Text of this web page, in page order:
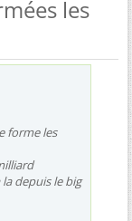
les
forme les
depuis le big